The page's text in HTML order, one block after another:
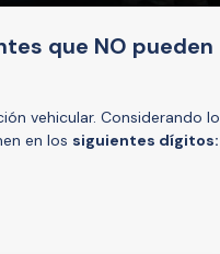
que NO pueden
vehicular. Considerando lo
en los siguientes dígitos: